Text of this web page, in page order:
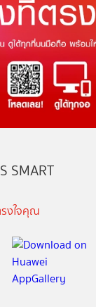
SMART
งใจคุณ